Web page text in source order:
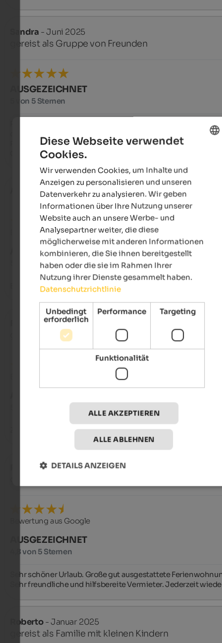
Sandra - Juni 2025
gereist als Gruppe von Freunden
AUSGEZEICHNET
5 von 5 Sternen
Personale gentilissimo.
- Mai 2025
Bewertung aus Google
AUSGEZEICHNET
5 von 5 Sternen
Ein wunderschönes Erlebnis.
- März 2025
gereist als Gruppe von Freunden
- Februar 2025
Bewertung aus Google
AUSGEZEICHNET
4,8 von 5 Sternen
Sehr schöner Urlaub. Große gut ausgestattete
Sehr freundliche und hilfsbereite Vermieter. Jederzeit
Roberto- Januar 2025
gereist als Familie mit kleinen Kindern
GERMAN
Diese Webseite verwendet
Cookies.
Wir verwenden Cookies, um Inhalte und
Anzeigen zu personalisieren und unseren
Datenverkehr zu analysieren. Wir geben
Informationen über Ihre Nutzung unserer
Website auch an unsere Werbe- und
Analysepartner weiter, die diese
möglicherweise mit anderen Informationen
kombinieren, die Sie ihnen bereitgestellt
haben oder die sie im Rahmen Ihrer
Nutzung ihrer Dienste gesammelt haben.
Datenschutzrichtlinie
Unbedingt
erforderlich
Performance Targeting
Funktionalität
ALLE AKZEPTIEREN
ALLE ABLEHNEN
DETAILS ANZEIGEN